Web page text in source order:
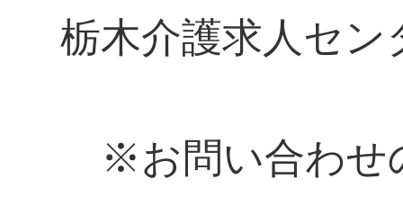
栃木介護求人セン
※お問い合わせ